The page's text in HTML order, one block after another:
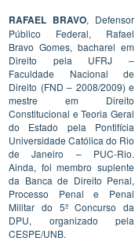
RAFAEL BRAVO, Defensor
Público Federal, Rafael
Bravo Gomes, bacharel em
Direito pela UFRJ –
Faculdade Nacional de
Direito (FND – 2008/2009) e
mestre em Direito
Constitucional e Teoria Geral
do Estado pela Pontifícia
Universidade Católica do Rio
de Janeiro – PUC-Rio.
Ainda, foi membro suplente
da Banca de Direito Penal,
Processo Penal e Penal
Militar do 5º Concurso da
DPU, organizado pela
CESPE/UNB.